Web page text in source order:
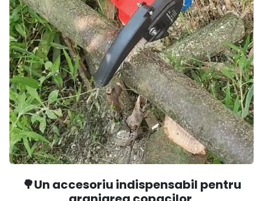
🌳Un accesoriu indispensabil pentru